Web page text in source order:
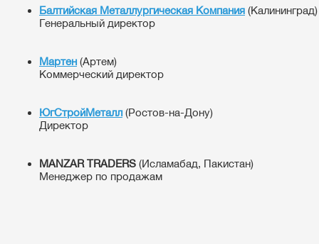
Балтийская Металлургическая Компания (Калининград)
Генеральный директор
Мартен (Артем)
Коммерческий директор
ЮгСтройМеталл (Ростов-на-Дону)
Директор
MANZAR TRADERS (Исламабад, Пакистан)
Менеджер по продажам